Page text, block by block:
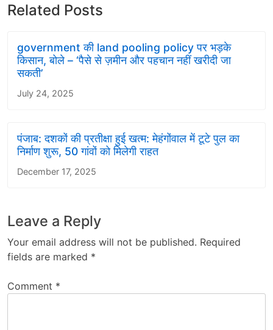
Related Posts
government की land pooling policy पर भड़के
किसान, बोले – ‘पैसे से ज़मीन और पहचान नहीं खरीदी जा
सकती’
July 24, 2025
पंजाब: दशकों की प्रतीक्षा हुई खत्म: मेहंगोंवाल में टूटे पुल का
निर्माण शुरू, 50 गांवों को मिलेगी राहत
December 17, 2025
Leave a Reply
Your email address will not be published. Required
fields are marked *
Comment *